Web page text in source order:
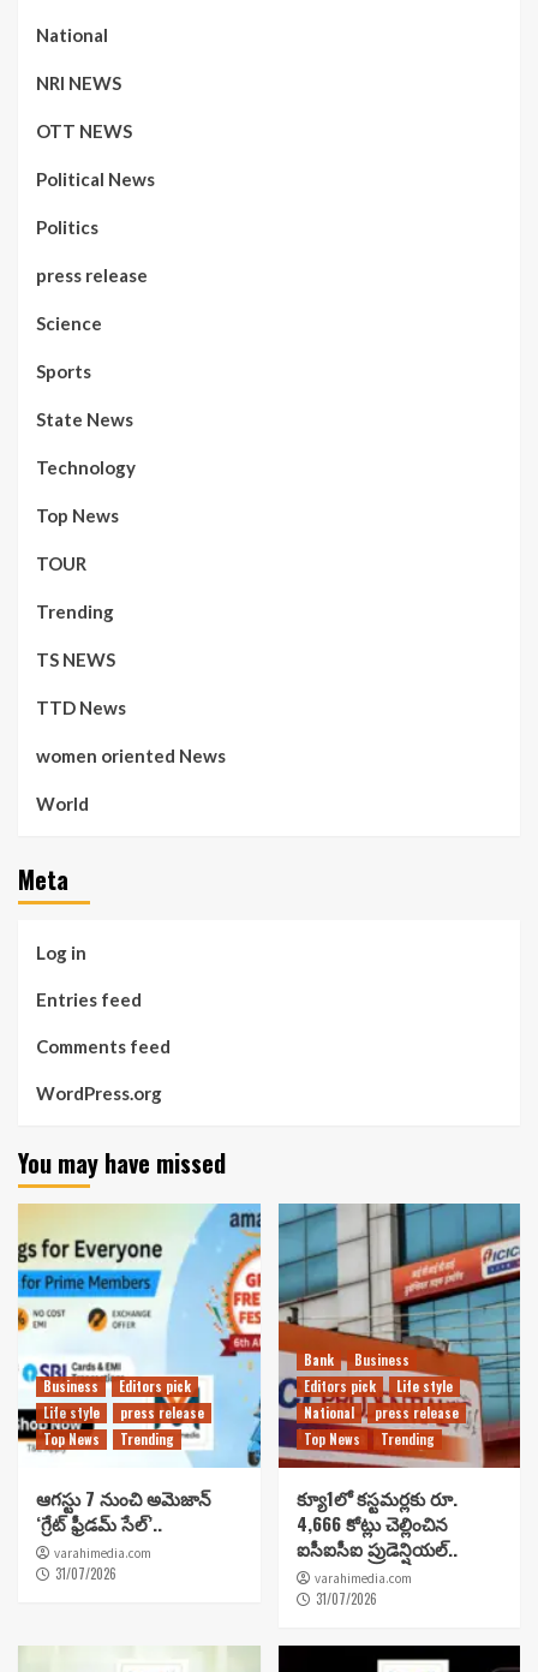
National
NRI NEWS
OTT NEWS
Political News
Politics
press release
Science
Sports
State News
Technology
Top News
TOUR
Trending
TS NEWS
TTD News
women oriented News
World
Meta
Log in
Entries feed
Comments feed
WordPress.org
You may have missed
Business
Editors pick
Life style
press release
Top News
Trending
ఆగస్టు 7 నుంచి అమెజాన్
‘గ్రేట్ ఫ్రీడమ్ సేల్’..
varahimedia.com
31/07/2026
Bank
Business
Editors pick
Life style
National
press release
Top News
Trending
క్యూ1లో కస్టమర్లకు రూ.
4,666 కోట్లు చెల్లించిన
ఐసీఐసీఐ ప్రుడెన్షియల్..
varahimedia.com
31/07/2026